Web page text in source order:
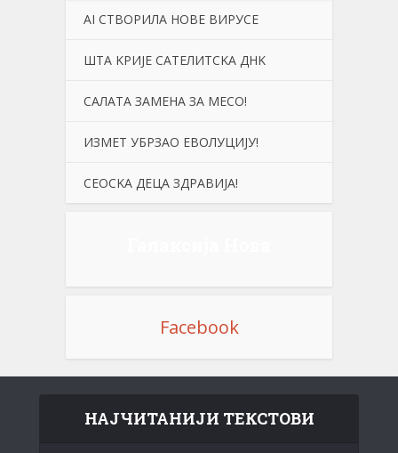
АI СТВОРИЛА НОВЕ ВИРУСЕ
ШТА KРИЈЕ САТЕЛИТСKА ДНK
САЛАТА ЗАМЕНА ЗА МЕСО!
ИЗМЕТ УБРЗАО ЕВОЛУЦИЈУ!
СЕОСKА ДЕЦА ЗДРАВИЈА!
Facebook
НАЈЧИТАНИЈИ ТЕКСТОВИ